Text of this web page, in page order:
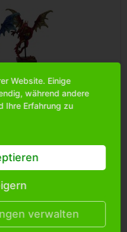
rot,grün,blau, 3fach...
Informationen über das
Website. Einige
während andere
Ihre Erfahrung zu
verwalten